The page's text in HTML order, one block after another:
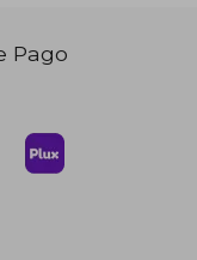
40%
Pago